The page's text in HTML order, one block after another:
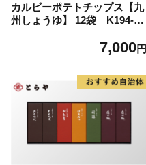
カルビーポテトチップス【九
州しょうゆ】 12袋 K194-00
7,000円